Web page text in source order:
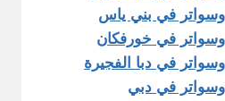
في بني ياس
في خورفكان
في دبا الفجيرة
في دبي